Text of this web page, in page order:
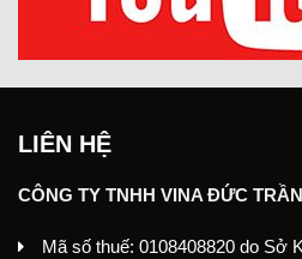
LIÊN HỆ
CÔNG TY TNHH VINA ĐỨC TRẦN
Mã số thuế: 0108408820 do Sở